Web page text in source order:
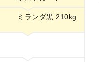
ミランダ黒 210kg